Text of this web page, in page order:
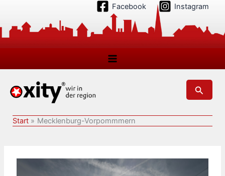
springen
Facebook Instagram
Suchen
Start Mecklenburg-Vorpommmern